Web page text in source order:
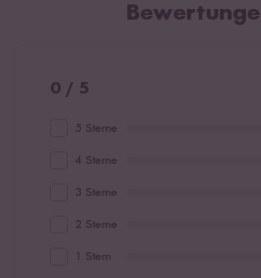
0 / 5
5 Sterne
4 Sterne
3 Sterne
2 Sterne
1 Stern